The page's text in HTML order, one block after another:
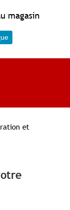
magasin
et